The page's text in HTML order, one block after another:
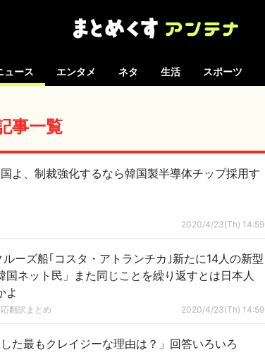
ュース エンタメ ネタ 生活 スポーツ
事一覧
国よ、制裁強化するなら韓国製半導体チップ採用す
2020/4/23(Th) 14:59
ーズ船｢コスタ・アトランチカ｣新たに14人の新型
国ネット民」また同じことを繰り返すとは日本人
よ
翻訳まとめ 2020/4/23(Th) 14:59
た最もクレイジーな理由は？」回答いろいろ